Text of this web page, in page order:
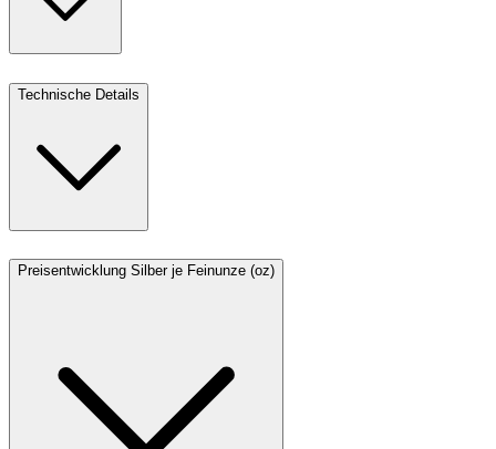
Technische Details
Preisentwicklung Silber je Feinunze (oz)